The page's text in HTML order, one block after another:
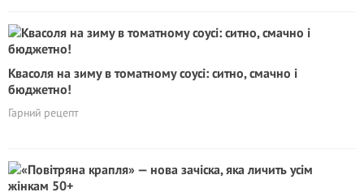
Квасоля на зиму в томатному соусі: ситно, смачно і
бюджетно!
Гарний рецепт